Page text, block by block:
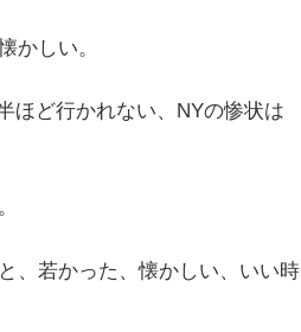
かしい。
ほど行かれない、NYの惨状は
、若かった、懐かしい、いい時